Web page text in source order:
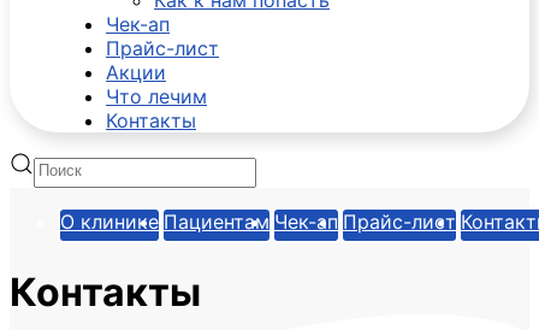
Чек-ап
Прайс-лист
Акции
Что лечим
Контакты
О клинике Пациентам Чек-ап Прайс-лист
Контакты